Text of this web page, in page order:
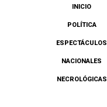
INICIO
POLÍTICA
ESPECTÁCULOS
NACIONALES
NECROLÓGICAS